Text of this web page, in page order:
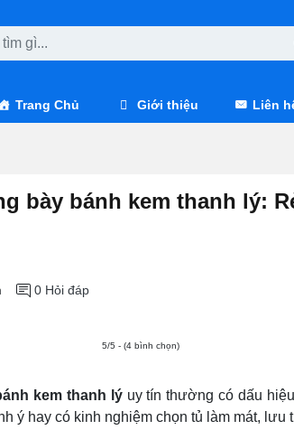
Trang Chủ Giới thiệu Liên
bày bánh kem thanh lý:
0 Hỏi đáp
5/5 - (4 bình chọn)
kem thanh lýuy tín thường có dấu
ý hay có kinh nghiệm chọn tủ làm mát, lưu